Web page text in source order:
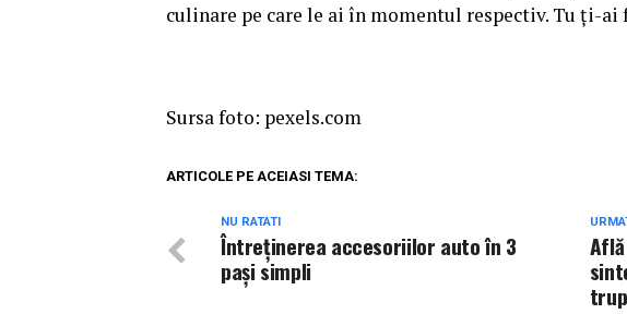
culinare pe care le ai în momentul respectiv. Tu ți-ai
Sursa foto: pexels.com
ARTICOLE PE ACEIASI TEMA:
NU RATATI
Întreţinerea accesoriilor auto în 3
paşi simpli